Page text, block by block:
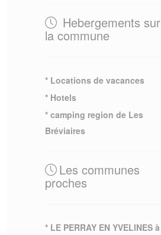
Hebergements sur
la commune
* Locations de vacances
* Hotels
* camping region de Les
Bréviaires
Les communes
proches
* LE PERRAY EN YVELINES à